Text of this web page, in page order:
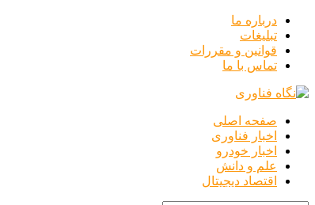
درباره ما
تبلیغات
قوانین و مقررات
تماس با ما
صفحه اصلی
اخبار فناوری
اخبار خودرو
علم و دانش
اقتصاد دیجیتال